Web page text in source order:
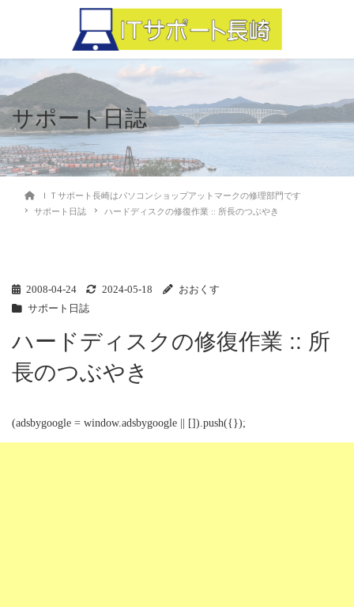
サポート日誌
ＩＴサポート長崎はパソコンショップアットマークの修理部門です
サポート日誌
ハードディスクの修復作業 :: 所長のつぶやき
2008-04-24 2024-05-18
おおくす
サポート日誌
ハードディスクの修復作業 :: 所
長のつぶやき
(adsbygoogle = window.adsbygoogle || []).push({});